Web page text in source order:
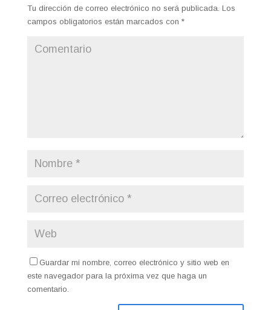
Tu dirección de correo electrónico no será publicada. Los
campos obligatorios están marcados con *
Guardar mi nombre, correo electrónico y sitio web en
este navegador para la próxima vez que haga un
comentario.